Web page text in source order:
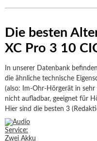
Die besten
XC Pro 3 10
In unserer Datenbank
die ähnliche technische
(also: Im-Ohr-Hörgerät in
nicht aufladbar, geeignet für
Hier sind die besten 3